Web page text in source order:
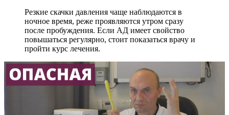
Резкие скачки давления чаще наблюдаются в
ночное время, реже проявляются утром сразу
после пробуждения. Если АД имеет свойство
повышаться регулярно, стоит показаться врачу и
пройти курс лечения.